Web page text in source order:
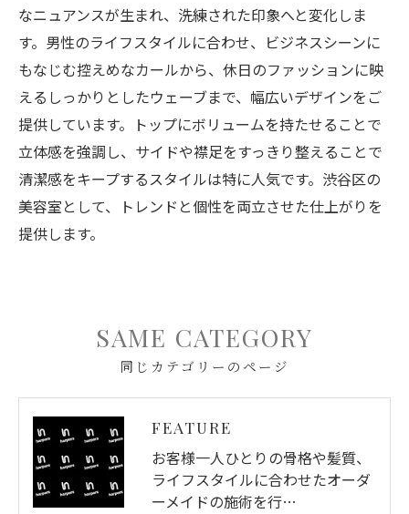
なニュアンスが生まれ、洗練された印象へと変化しま
す。男性のライフスタイルに合わせ、ビジネスシーンに
もなじむ控えめなカールから、休日のファッションに映
えるしっかりとしたウェーブまで、幅広いデザインをご
提供しています。トップにボリュームを持たせることで
立体感を強調し、サイドや襟足をすっきり整えることで
清潔感をキープするスタイルは特に人気です。渋谷区の
美容室として、トレンドと個性を両立させた仕上がりを
提供します。
同じカテゴリーのページ
SAME CATEGORY
FEATURE
お客様一人ひとりの骨格や髪質、
ライフスタイルに合わせたオーダ
ーメイドの施術を行…